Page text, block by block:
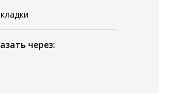
через: